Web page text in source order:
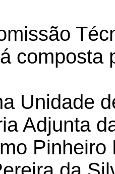
composta
Unidade
Adjunta
Pinheiro